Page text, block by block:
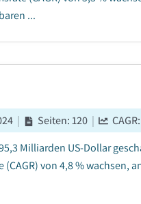
...
| Seiten:120 |
Milliarden US-Dollar
von 4,8 % wachsen,